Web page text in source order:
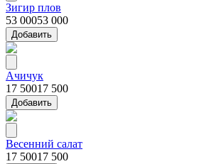
Зигир плов
53 00053 000
Добавить
Ачичук
17 50017 500
Добавить
Весенний салат
17 50017 500